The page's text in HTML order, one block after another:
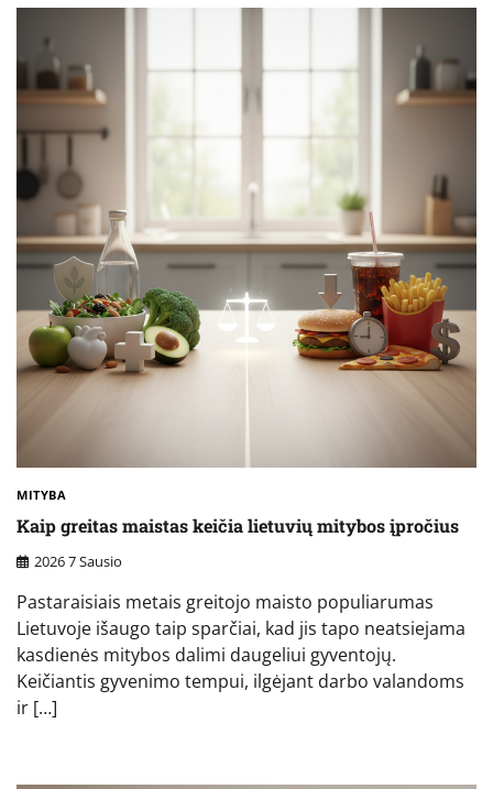
MITYBA
Kaip greitas maistas keičia lietuvių mitybos įpročius
2026 7 Sausio
Pastaraisiais metais greitojo maisto populiarumas
Lietuvoje išaugo taip sparčiai, kad jis tapo neatsiejama
kasdienės mitybos dalimi daugeliui gyventojų.
Keičiantis gyvenimo tempui, ilgėjant darbo valandoms
ir […]